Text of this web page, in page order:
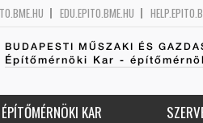
EDU.EPITO.BME.HU
BUDAPESTI MŰSZAKI ÉS
Építőmérnöki Kar -
ÉPÍTŐMÉRNÖKI KAR